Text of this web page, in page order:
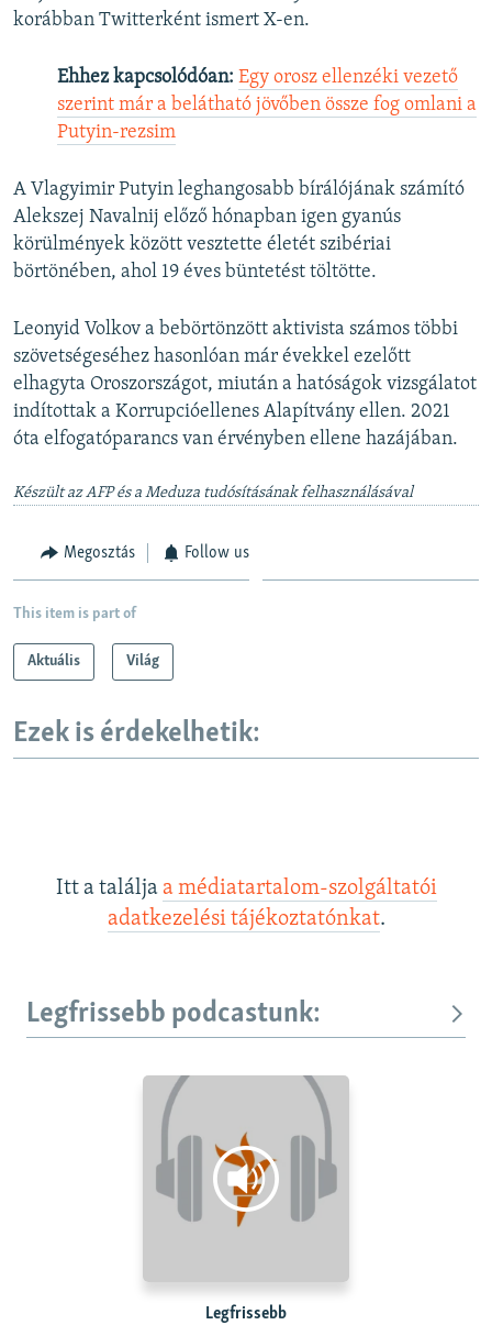
korábban Twitterként ismert X-en.
Ehhez kapcsolódóan: Egy orosz ellenzéki vezető
szerint már a belátható jövőben össze fog omlani a
Putyin-rezsim
A Vlagyimir Putyin leghangosabb bírálójának számító
Alekszej Navalnij előző hónapban igen gyanús
körülmények között vesztette életét szibériai
börtönében, ahol 19 éves büntetést töltötte.
Leonyid Volkov a bebörtönzött aktivista számos többi
szövetségeséhez hasonlóan már évekkel ezelőtt
elhagyta Oroszországot, miután a hatóságok vizsgálatot
indítottak a Korrupcióellenes Alapítvány ellen. 2021
óta elfogatóparancs van érvényben ellene hazájában.
Készült az AFP és a Meduza tudósításának felhasználásával
Megosztás Follow us
This item is part of
Aktuális Világ
Ezek is érdekelhetik:
Itt a találja a médiatartalom-szolgáltatói
adatkezelési tájékoztatónkat.
Legfrissebb podcastunk:
Legfrissebb